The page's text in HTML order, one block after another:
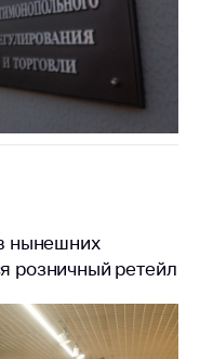
нынешних
розничный ретейл